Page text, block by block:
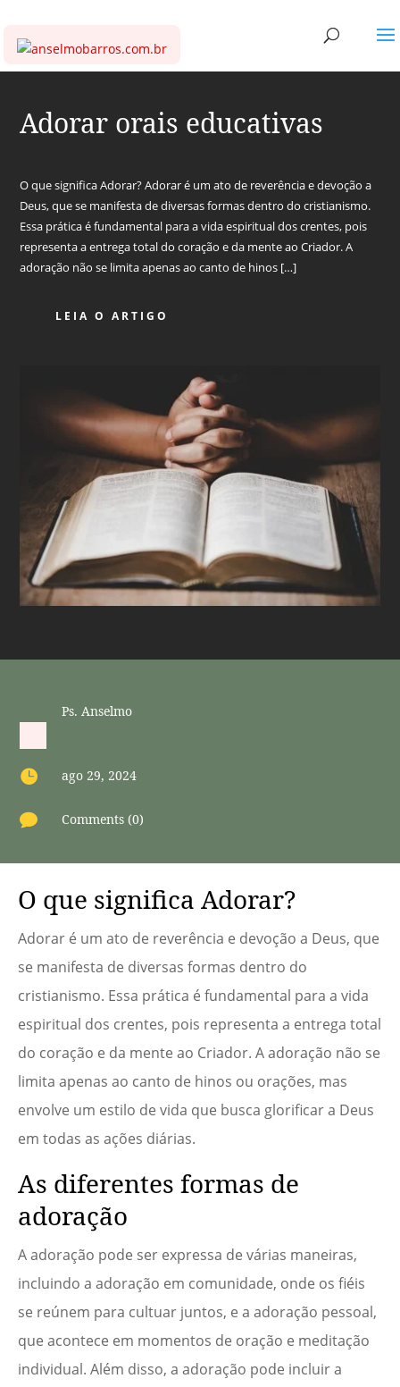
Adorar orais educativas
O que significa Adorar? Adorar é um ato de reverência e devoção a
Deus, que se manifesta de diversas formas dentro do cristianismo.
Essa prática é fundamental para a vida espiritual dos crentes, pois
representa a entrega total do coração e da mente ao Criador. A
adoração não se limita apenas ao canto de hinos […]
LEIA O ARTIGO
Ps. Anselmo
 ago 29, 2024
 Comments (0)
O que significa Adorar?
Adorar é um ato de reverência e devoção a Deus, que
se manifesta de diversas formas dentro do
cristianismo. Essa prática é fundamental para a vida
espiritual dos crentes, pois representa a entrega total
do coração e da mente ao Criador. A adoração não se
limita apenas ao canto de hinos ou orações, mas
envolve um estilo de vida que busca glorificar a Deus
em todas as ações diárias.
As diferentes formas de
adoração
A adoração pode ser expressa de várias maneiras,
incluindo a adoração em comunidade, onde os fiéis
se reúnem para cultuar juntos, e a adoração pessoal,
que acontece em momentos de oração e meditação
individual. Além disso, a adoração pode incluir a